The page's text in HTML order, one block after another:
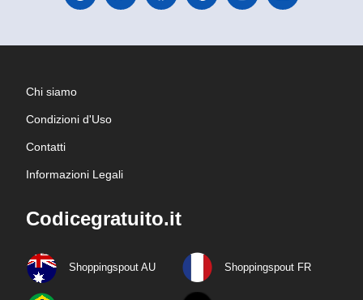
Chi siamo
Condizioni d'Uso
Contatti
Informazioni Legali
Codicegratuito.it
Shoppingspout AU Shoppingspout FR